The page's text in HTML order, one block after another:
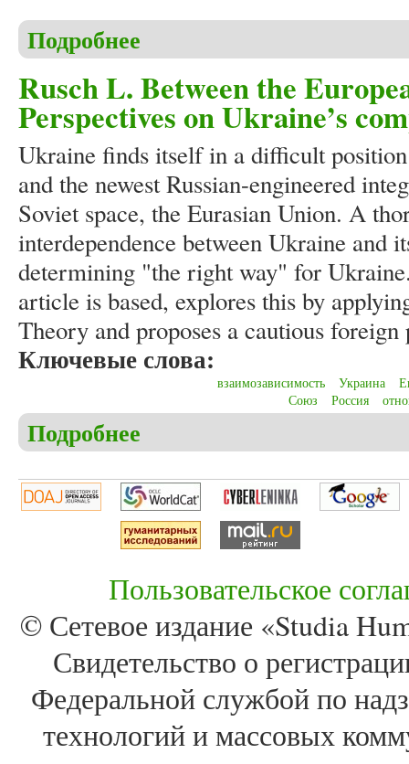
Подробнее
Rusch L. Between the
Perspectives on Ukraine’s
Ukraine finds itself in a difficult
and the newest Russian-engineered
Soviet space, the Eurasian Union. A
interdependence between Ukraine and
determining "the right way" for
article is based, explores this by
Theory and proposes a cautious
Ключевые слова:
взаимозависимость Украина
Союз
Россия
Подробнее
Пользовательское
© Сетевое издание «Studia
Свидетельство о
Федеральной службой по
технологий и массовых